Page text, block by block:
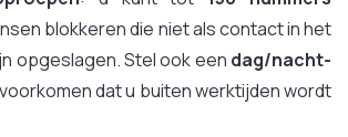
blokkeren die niet als contact in het
opgeslagen. Stel ook een dag/nacht-
dat u buiten werktijden wordt